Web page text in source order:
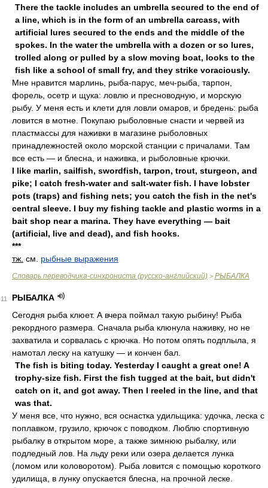
There the tackle includes an umbrella secured to the end of
a line, which is in the form of an umbrella carcass, with
artificial lures secured to the ends and the middle of the
spokes. In the water the umbrella with a dozen or so lures,
trolled along or pulled by a slow moving boat, looks to the
fish like a school of small fry, and they strike voraciously.
Мне нравится марлинь, рыба-парус, меч-рыба, тарпон,
форель, осетр и щука: ловлю и пресноводную, и морскую
рыбу. У меня есть и клети для ловли омаров, и бредень: рыба
ловится в мотне. Покупаю рыболовные снасти и червей из
пластмассы для наживки в магазине рыболовных
принадлежностей около морской станции с причалами. Там
все есть — и блесна, и наживка, и рыболовные крючки.
I like marlin, sailfish, swordfish, tarpon, trout, sturgeon, and
pike; I catch fresh-water and salt-water fish. I have lobster
pots (traps) and fishing nets; you catch the fish in the net's
central sleeve. I buy my fishing tackle and plastic worms in a
bait shop near a marina. They have everything — bait
(artificial, live and dead), and fish hooks.
***
тж. см. рыбные выражения
Словарь переводчика-синхрониста (русско-английский) > РЫБАЛКА
11
РЫБАЛКА
Сегодня рыба клюет. А вчера поймал такую рыбину! Рыба
рекордного размера. Сначала рыба клюнула наживку, но не
захватила и сорвалась с крючка. Но потом опять подплыла, я
намотал леску на катушку — и кончен бал.
The fish is biting today. Yesterday I caught a great one! A
trophy-size fish. First the fish tugged at the bait, but didn't
catch on it, and got away. Then I reeled in the line, and that
was that.
У меня все, что нужно, вся оснастка удильщика: удочка, леска с
поплавком, грузило, крючок с поводком. Люблю спортивную
рыбалку в открытом море, а также зимнюю рыбалку, или
подледный лов. На льду реки или озера делается лунка
(ломом или коловоротом). Рыба ловится с помощью короткого
удилища, в лунку опускается блесна, на прочной леске.